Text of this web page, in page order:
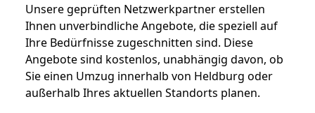
Unsere geprüften Netzwerkpartner erstellen
Ihnen unverbindliche Angebote, die speziell auf
Ihre Bedürfnisse zugeschnitten sind. Diese
Angebote sind kostenlos, unabhängig davon, ob
Sie einen Umzug innerhalb von Heldburg oder
außerhalb Ihres aktuellen Standorts planen.